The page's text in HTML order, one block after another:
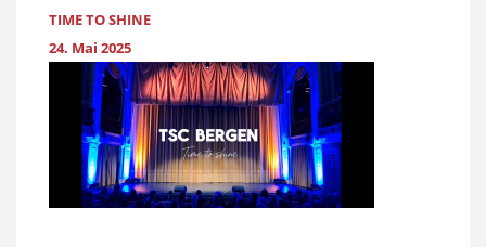
TIME TO SHINE
24. Mai 2025